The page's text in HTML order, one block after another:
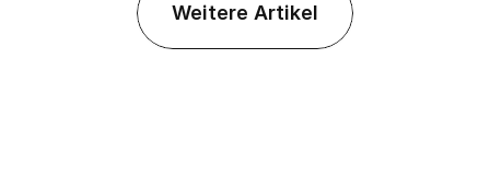
Weitere Artikel